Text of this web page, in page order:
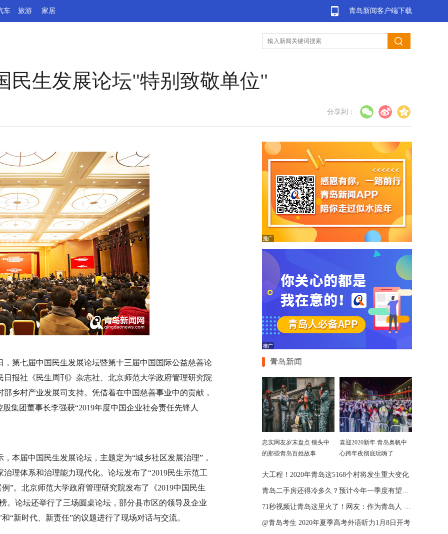
青岛新闻客户端下载
车 旅游 家居
民生发展论坛"特别致敬单位"
分享到：
，第七届中国民生发展论坛暨第十三届中国国际公益慈善论
报社《民生周刊》杂志社、北京师范大学政府管理研究院
乡村产业发展司支持。凭借着在中国慈善事业中的贡献，
集团董事长李强获“2019年度中国企业社会责任先锋人
本届中国民生发展论坛，主题定为“城乡社区发展治理”，
理体系和治理能力现代化。论坛发布了“2019民生示范工
”。北京师范大学政府管理研究院发布了《2019中国民生
。论坛还举行了三场圆桌论坛，部分县市区的领导及企业
“新时代、新责任”的议题进行了现场对话与交流。
青岛新闻
忠实网友岁末盘点 镜头中
的那些青岛百姓故事
喜迎2020新年 青岛奥帆中
心跨年夜彻底玩嗨了
大工程！2020年青岛这5168个村将发生重大变化
青岛二手房还得冷多久？预计今年一季度有望回暖
71秒视频让青岛这里火了！网友：作为青岛人 我竟一无所知…
@青岛考生 2020年夏季高考外语听力1月8日开考